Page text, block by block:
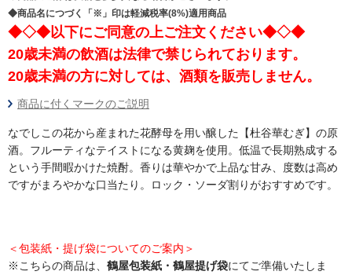
◆商品名につづく「※」印は軽減税率(8%)適用商品
◆◇◆以下にご同意の上ご注文ください◆◇◆
20歳未満の飲酒は法律で禁じられております。
20歳未満の方に対しては、酒類を販売しません。
商品に付くマークのご説明
なでしこの花から産まれた花酵母を用い醸した【杜谷華むぎ】の原
酒。フルーティなテイストになる黄麹を使用。低温で長期熟成する
という手間暇かけた焼酎。香りは華やかで上品な甘み、度数は高め
ですがまろやかな口当たり。ロック・ソーダ割りがおすすめです。
＜包装紙・提げ袋についてのご案内＞
※こちらの商品は、 鶴屋包装紙・鶴屋提げ袋にてご準備いたしま